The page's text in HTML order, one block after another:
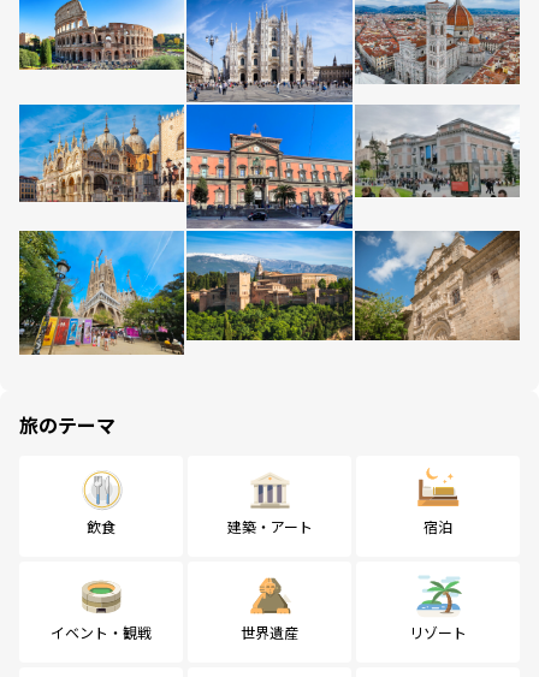
旅のテーマ
飲食 建築・アート 宿泊
イベント・観戦 世界遺産 リゾート